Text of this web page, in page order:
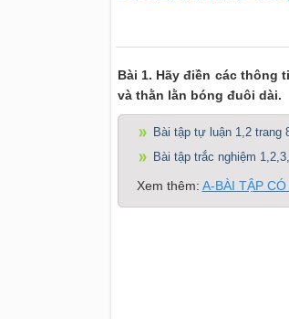
Bài 1. Hãy điền các thông
và thằn lằn bóng đuôi dài.
Bài tập tự luận 1,2 trang
Bài tập trắc nghiệm
Xem thêm: A-BÀI TẬP